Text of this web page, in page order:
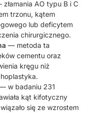
AO typu B i C
trzonu, kątem
lub deficytem
chirurgicznego.
— metoda ta
cementu oraz
kręgu niż
w badaniu 231
kąt kifotyczny
się ze wzrostem